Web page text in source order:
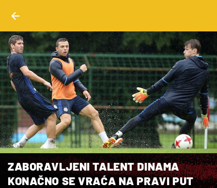
ZABORAVLJENI TALENT DINAMA
KONAČNO SE VRAĆA NA PRAVI PUT